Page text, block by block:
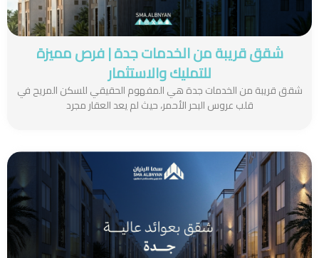
شقق قريبة من الخدمات جدة | فرص مميزة
للتمليك والاستثمار
شقق قريبة من الخدمات جدة هي المفهوم الحقيقي للسكن المريح في
قلب عروس البحر الأحمر، حيث لم يعد العقار مجرد